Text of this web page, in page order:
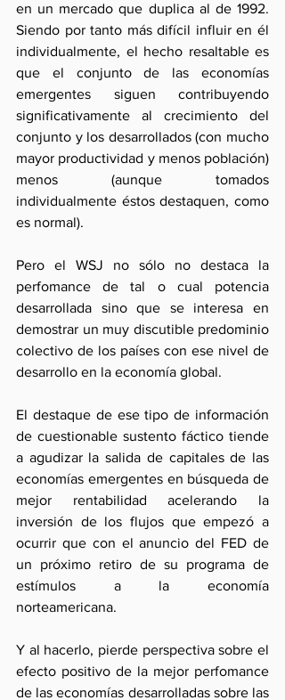
en un mercado que duplica al de 1992.
Siendo por tanto más difícil influir en él
individualmente, el hecho resaltable es
que el conjunto de las economías
emergentes siguen contribuyendo
significativamente al crecimiento del
conjunto y los desarrollados (con mucho
mayor productividad y menos población)
menos (aunque tomados
individualmente éstos destaquen, como
es normal).
Pero el WSJ no sólo no destaca la
perfomance de tal o cual potencia
desarrollada sino que se interesa en
demostrar un muy discutible predominio
colectivo de los países con ese nivel de
desarrollo en la economía global.
El destaque de ese tipo de información
de cuestionable sustento fáctico tiende
a agudizar la salida de capitales de las
economías emergentes en búsqueda de
mejor rentabilidad acelerando la
inversión de los flujos que empezó a
ocurrir que con el anuncio del FED de
un próximo retiro de su programa de
estímulos a la economía
norteamericana.
Y al hacerlo, pierde perspectiva sobre el
efecto positivo de la mejor perfomance
de las economías desarrolladas sobre las